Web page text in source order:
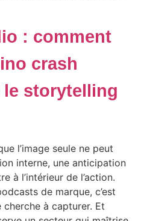
: comment
crash
storytelling
l’image seule ne peut
interne, une anticipation
à l’intérieur de l’action.
de marque, c’est
à capturer. Et